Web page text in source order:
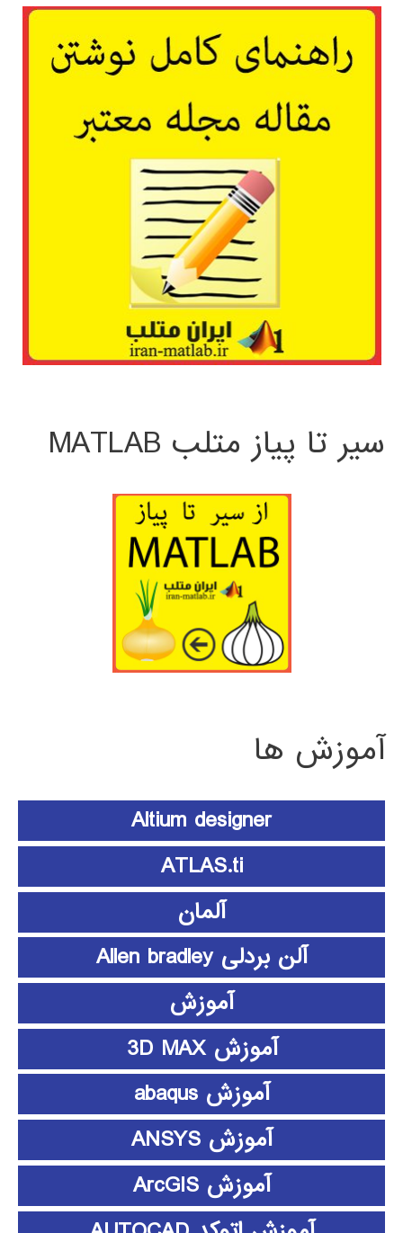
سیر تا پیاز متلب MATLAB
آموزش ها
Altium designer
ATLAS.ti
آلمان
آلن بردلی Allen bradley
آموزش
آموزش 3D MAX
آموزش abaqus
آموزش ANSYS
آموزش ArcGIS